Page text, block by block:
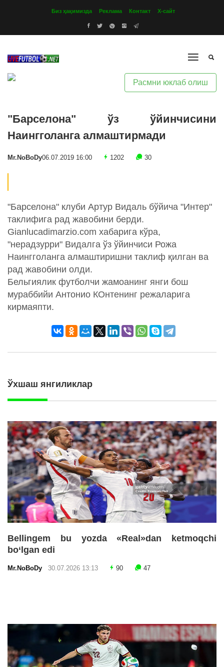
Биз ҳақимизда Реклама Контакт Х-сайт
Расмни юклаб олиш
"Барселона" ўз ўйинчисини
Наингголанга алмаштирмади
Mr.NoBoDy06.07.2019 16:00 1202 30
"Барселона" клуби Артур Видаль бўйича "Интер"
таклифига рад жавобини берди.
Gianlucadimarzio.com хабарига кўра,
"нерадзурри" Видалга ўз ўйинчиси Рожа
Наингголанга алмаштиришни таклиф қилган ва
рад жавобини олди.
Бельгиялик футболчи жамоанинг янги бош
мураббийи Антонио КОнтенинг режаларига
кирмаяпти.
Ўхшаш янгиликлар
Bellingem bu yozda «Real»dan ketmoqchi
bo‘lgan edi
Mr.NoBoDy 30.07.2026 13:13 90 47